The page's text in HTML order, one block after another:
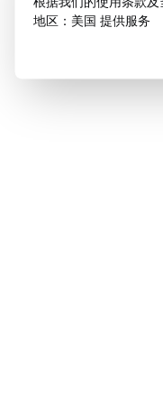
地区：美国 提供服务